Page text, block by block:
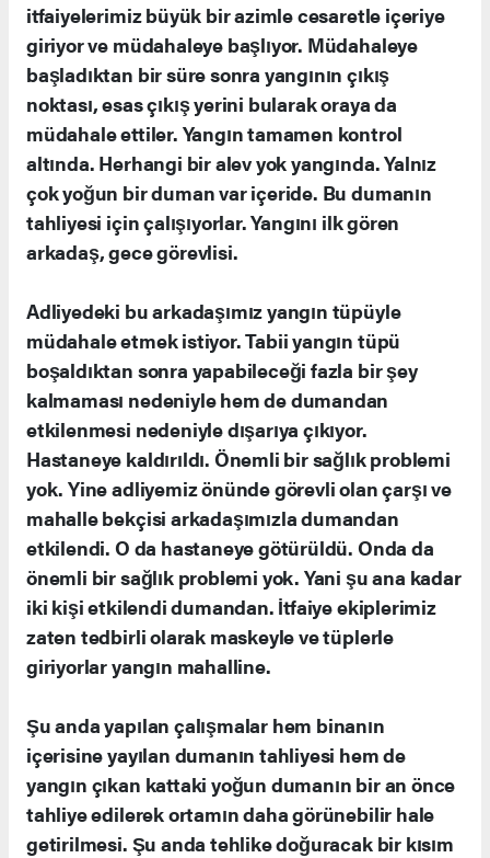
itfaiyelerimiz büyük bir azimle cesaretle içeriye
giriyor ve müdahaleye başlıyor. Müdahaleye
başladıktan bir süre sonra yangının çıkış
noktası, esas çıkış yerini bularak oraya da
müdahale ettiler. Yangın tamamen kontrol
altında. Herhangi bir alev yok yangında. Yalnız
çok yoğun bir duman var içeride. Bu dumanın
tahliyesi için çalışıyorlar. Yangını ilk gören
arkadaş, gece görevlisi.
Adliyedeki bu arkadaşımız yangın tüpüyle
müdahale etmek istiyor. Tabii yangın tüpü
boşaldıktan sonra yapabileceği fazla bir şey
kalmaması nedeniyle hem de dumandan
etkilenmesi nedeniyle dışarıya çıkıyor.
Hastaneye kaldırıldı. Önemli bir sağlık problemi
yok. Yine adliyemiz önünde görevli olan çarşı ve
mahalle bekçisi arkadaşımızla dumandan
etkilendi. O da hastaneye götürüldü. Onda da
önemli bir sağlık problemi yok. Yani şu ana kadar
iki kişi etkilendi dumandan. İtfaiye ekiplerimiz
zaten tedbirli olarak maskeyle ve tüplerle
giriyorlar yangın mahalline.
Şu anda yapılan çalışmalar hem binanın
içerisine yayılan dumanın tahliyesi hem de
yangın çıkan kattaki yoğun dumanın bir an önce
tahliye edilerek ortamın daha görünebilir hale
getirilmesi. Şu anda tehlike doğuracak bir kısım